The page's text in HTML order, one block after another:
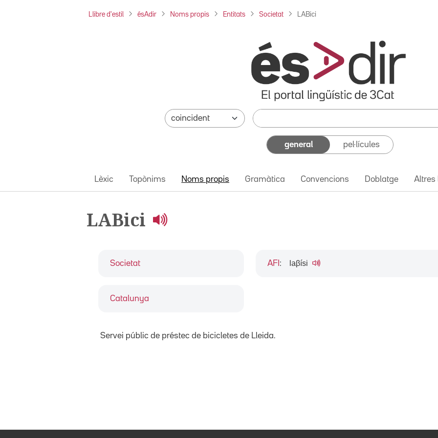
Llibre d'estil ésAdir Noms propis Entitats Societat LABici
general pel·lícules
Lèxic Topònims Noms propis Gramàtica Convencions Doblatge Altres
LABici
Societat
Catalunya
AFI : laβísi
Servei públic de préstec de bicicletes de Lleida.